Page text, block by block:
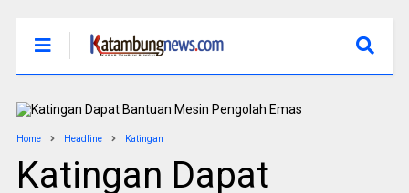
Home Headline Katingan
Katingan Dapat